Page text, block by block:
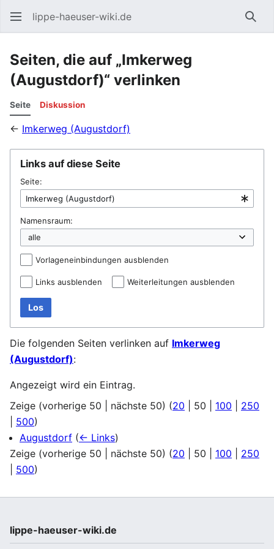
lippe-haeuser-wiki.de
Seiten, die auf „Imkerweg
(Augustdorf)“ verlinken
Seite Diskussion
← Imkerweg (Augustdorf)
Links auf diese Seite
Seite:
Namensraum:
Vorlageneinbindungen ausblenden
Links ausblenden Weiterleitungen ausblenden
Los
Die folgenden Seiten verlinken auf Imkerweg
(Augustdorf):
Angezeigt wird ein Eintrag.
Zeige (vorherige 50 nächste 50) (20 50 100
250
500)
Augustdorf (← Links)
Zeige (vorherige 50 nächste 50) (20 50 100
250
500)
lippe-haeuser-wiki.de